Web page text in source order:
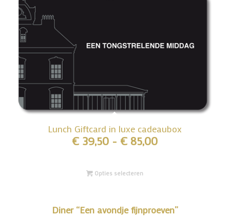
Lunch Giftcard in luxe cadeaubox
€ 39,50 - € 85,00Prijsklasse:
Opties selecteren
Diner “Een avondje fijnproeven”